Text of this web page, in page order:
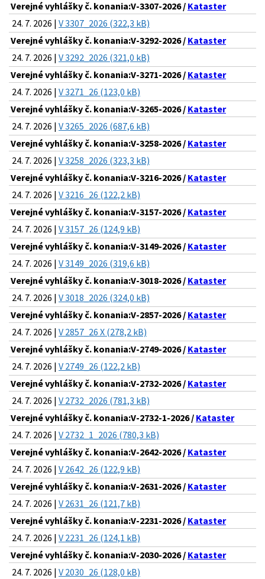
Verejné vyhlášky č. konania:V-3307-2026 / Kataster
24. 7. 2026 | V 3307_2026 (322,3 kB)
Verejné vyhlášky č. konania:V-3292-2026 / Kataster
24. 7. 2026 | V 3292_2026 (321,0 kB)
Verejné vyhlášky č. konania:V-3271-2026 / Kataster
24. 7. 2026 | V 3271_26 (123,0 kB)
Verejné vyhlášky č. konania:V-3265-2026 / Kataster
24. 7. 2026 | V 3265_2026 (687,6 kB)
Verejné vyhlášky č. konania:V-3258-2026 / Kataster
24. 7. 2026 | V 3258_2026 (323,3 kB)
Verejné vyhlášky č. konania:V-3216-2026 / Kataster
24. 7. 2026 | V 3216_26 (122,2 kB)
Verejné vyhlášky č. konania:V-3157-2026 / Kataster
24. 7. 2026 | V 3157_26 (124,9 kB)
Verejné vyhlášky č. konania:V-3149-2026 / Kataster
24. 7. 2026 | V 3149_2026 (319,6 kB)
Verejné vyhlášky č. konania:V-3018-2026 / Kataster
24. 7. 2026 | V 3018_2026 (324,0 kB)
Verejné vyhlášky č. konania:V-2857-2026 / Kataster
24. 7. 2026 | V 2857_26 X (278,2 kB)
Verejné vyhlášky č. konania:V-2749-2026 / Kataster
24. 7. 2026 | V 2749_26 (122,2 kB)
Verejné vyhlášky č. konania:V-2732-2026 / Kataster
24. 7. 2026 | V 2732_2026 (781,3 kB)
Verejné vyhlášky č. konania:V-2732-1-2026 / Kataster
24. 7. 2026 | V 2732_1_2026 (780,3 kB)
Verejné vyhlášky č. konania:V-2642-2026 / Kataster
24. 7. 2026 | V 2642_26 (122,9 kB)
Verejné vyhlášky č. konania:V-2631-2026 / Kataster
24. 7. 2026 | V 2631_26 (121,7 kB)
Verejné vyhlášky č. konania:V-2231-2026 / Kataster
24. 7. 2026 | V 2231_26 (124,1 kB)
Verejné vyhlášky č. konania:V-2030-2026 / Kataster
24. 7. 2026 | V 2030_26 (128,0 kB)